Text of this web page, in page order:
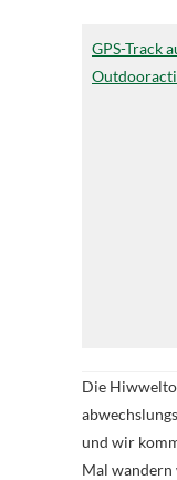
GPS-Track
Die
und wir
Mal